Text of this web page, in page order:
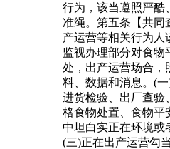
行为，该当遵照严酷
准绳。第五条【共同
产运营等相关行为人
监视办理部分对食物
处，出产运营场合，
料、数据和消息。(一
进货检验、出厂查验
格食物处置、食物平
中坦白实正在环境或
(三)正在出产运营勾